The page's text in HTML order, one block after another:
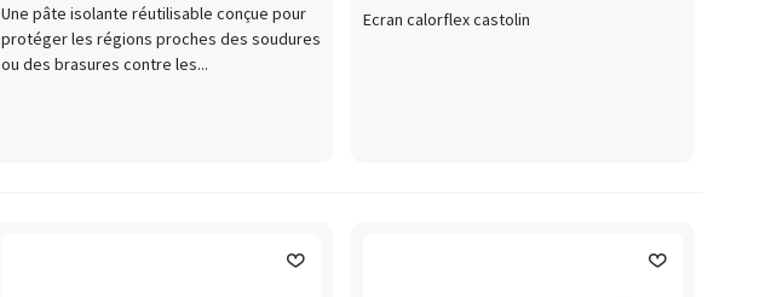
Une pâte isolante réutilisable conçue pour
protéger les régions proches des soudures
ou des brasures contre les...
Ecran calorflex castolin